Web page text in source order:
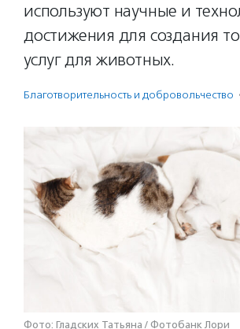
используют научные и
достижения для создания
услуг для животных.
Благотвори­тель­ность и доброволь­чест­во
Фото: Гладских Татьяна / Фотобанк Лори